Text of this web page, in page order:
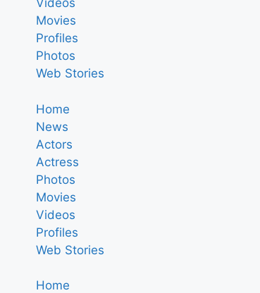
Videos
Movies
Profiles
Photos
Web Stories
Home
News
Actors
Actress
Photos
Movies
Videos
Profiles
Web Stories
Home